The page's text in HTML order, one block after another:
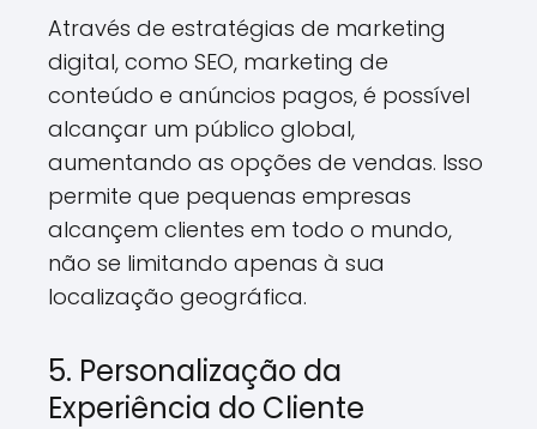
Através de estratégias de marketing
digital, como SEO, marketing de
conteúdo e anúncios pagos, é possível
alcançar um público global,
aumentando as opções de vendas. Isso
permite que pequenas empresas
alcançem clientes em todo o mundo,
não se limitando apenas à sua
localização geográfica.
5. Personalização da
Experiência do Cliente